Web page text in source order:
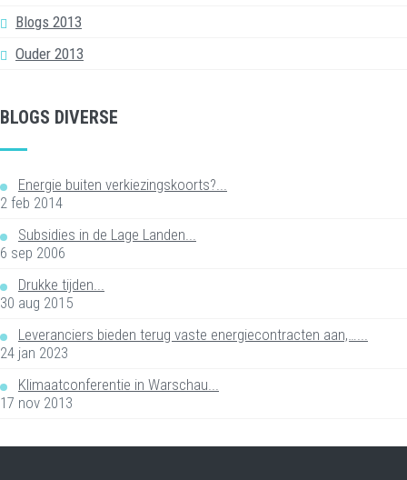
Blogs 2013
Ouder 2013
BLOGS DIVERSE
Energie buiten verkiezingskoorts?...
2 feb 2014
Subsidies in de Lage Landen...
6 sep 2006
Drukke tijden...
30 aug 2015
Leveranciers bieden terug vaste energiecontracten aan,…...
24 jan 2023
Klimaatconferentie in Warschau...
17 nov 2013